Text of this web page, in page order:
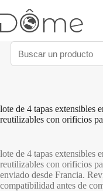
al
contenido
lote de 4 tapas extensibles
reutilizables con orificios
lote de 4 tapas extensibles
reutilizables con orificios
enviado desde Francia.
compatibilidad antes de